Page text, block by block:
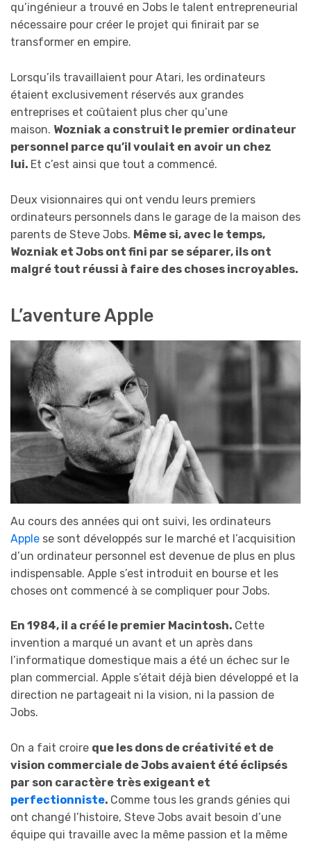
qu’ingénieur a trouvé en Jobs le talent entrepreneurial
nécessaire pour créer le projet qui finirait par se
transformer en empire.
Lorsqu’ils travaillaient pour Atari, les ordinateurs
étaient exclusivement réservés aux grandes
entreprises et coûtaient plus cher qu’une
maison. Wozniak a construit le premier ordinateur
personnel parce qu’il voulait en avoir un chez
lui. Et c’est ainsi que tout a commencé.
Deux visionnaires qui ont vendu leurs premiers
ordinateurs personnels dans le garage de la maison des
parents de Steve Jobs. Même si, avec le temps,
Wozniak et Jobs ont fini par se séparer, ils ont
malgré tout réussi à faire des choses incroyables.
L’aventure Apple
Au cours des années qui ont suivi, les ordinateurs
Apple se sont développés sur le marché et l’acquisition
d’un ordinateur personnel est devenue de plus en plus
indispensable. Apple s’est introduit en bourse et les
choses ont commencé à se compliquer pour Jobs.
En 1984, il a créé le premier Macintosh. Cette
invention a marqué un avant et un après dans
l’informatique domestique mais a été un échec sur le
plan commercial. Apple s’était déjà bien développé et la
direction ne partageait ni la vision, ni la passion de
Jobs.
On a fait croire que les dons de créativité et de
vision commerciale de Jobs avaient été éclipsés
par son caractère très exigeant et
perfectionniste. Comme tous les grands génies qui
ont changé l’histoire, Steve Jobs avait besoin d’une
équipe qui travaille avec la même passion et la même